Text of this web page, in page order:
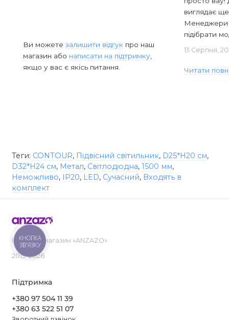
Ви можете залишити відгук про наш
магазин або написати на підтримку
якщо у вас є якісь питання.
виглядає
Менеджери
підібрати
13 Серпня,
Читати
Теги: CONTOUR, Підвісний світильник, D25*H20 см,
D32*H24 см, Метал, Світлодіодна, 1500 мм,
Неможливо, IP20, LED, Сучасний, Входять в
комплект
Інтернет-магазин «ANZAZO»
2019-2026
Підтримка
+380 97 504 11 39
+380 63 522 51 07
КНОПКА
ЗВ'ЯЗКУ